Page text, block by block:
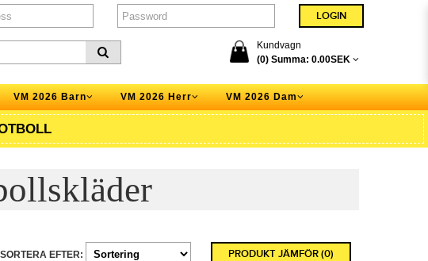
Kundvagn
(0) Summa: 0.00SEK
VM 2026 Barn VM 2026 Herr VM 2026 Dam
PRODUKT JÄMFÖR (0)
SORTERA EFTER: